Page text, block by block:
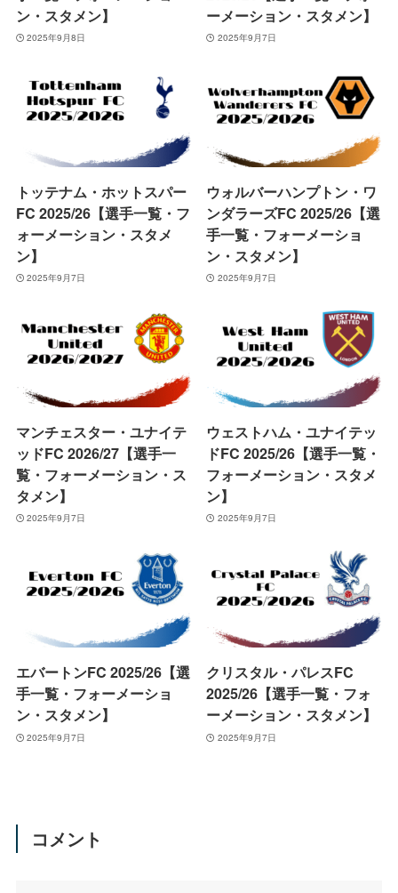
ン・スタメン】
2025年9月8日
ーメーション・スタメン】
2025年9月7日
トッテナム・ホットスパー
FC 2025/26【選手一覧・フ
ォーメーション・スタメ
ン】
2025年9月7日
ウォルバーハンプトン・ワ
ンダラーズFC 2025/26【選
手一覧・フォーメーショ
ン・スタメン】
2025年9月7日
マンチェスター・ユナイテ
ッドFC 2026/27【選手一
覧・フォーメーション・ス
タメン】
2025年9月7日
ウェストハム・ユナイテッ
ドFC 2025/26【選手一覧・
フォーメーション・スタメ
ン】
2025年9月7日
エバートンFC 2025/26【選
手一覧・フォーメーショ
ン・スタメン】
2025年9月7日
クリスタル・パレスFC
2025/26【選手一覧・フォ
ーメーション・スタメン】
2025年9月7日
コメント